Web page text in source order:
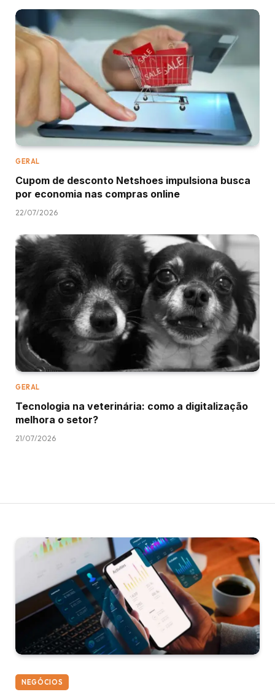
GERAL
Cupom de desconto Netshoes impulsiona busca
por economia nas compras online
22/07/2026
GERAL
Tecnologia na veterinária: como a digitalização
melhora o setor?
21/07/2026
NEGÓCIOS